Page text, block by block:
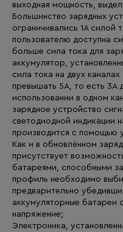
выходная мощность,
Большинство зарядных
ограничивались 1А силой
пользователю доступна
больше сила тока для
аккумулятор,
сила тока на двух
превышать 5А, то есть 3А
использовании в одном
зарядное устройство
светодиодной индикации
производится с помощью
Как и в обновлённом
присутствует
батареями, способными
профиль необходимо
предварительно
аккумуляторные батареи
напряжение;
Электроника,